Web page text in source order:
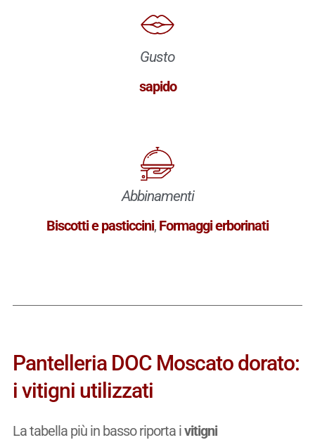
Gusto
sapido
Abbinamenti
Biscotti e pasticcini, Formaggi erborinati
Pantelleria DOC Moscato dorato:
i vitigni utilizzati
La tabella più in basso riporta ivitigni